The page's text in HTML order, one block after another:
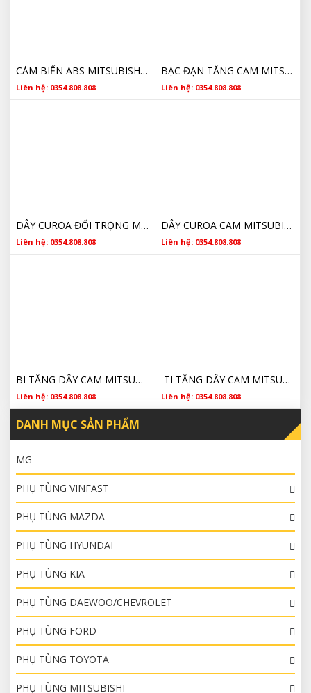
CẢM BIẾN ABS MITSUBISHI TRITON MN102573 2009 2010 2011 2012 2013 2014
Liên hệ: 0354.808.808
BẠC ĐẠN TĂNG CAM MITSUBISHI TRITON 1145A079 CHÍNH HÃNG 2007 2008 2009 2010 2011 2012 2013 2014 2015 2016 2017 2018 2019 2020
Liên hệ: 0354.808.808
DÂY CUROA ĐỐI TRỌNG MITSUBISHI TRITON MZ690610 2007 2008 2009 2010 2011 2012 2013 2014 2015 2016 2017 2018 2019 2020
Liên hệ: 0354.808.808
DÂY CUROA CAM MITSUBISHI TRITON 1145A019 2007 2008 2009 2010 2011 2012 2013 2014 2015 2016 2017 2018 2019 2020
Liên hệ: 0354.808.808
BI TĂNG DÂY CAM MITSUBISHI TRITON 1145A078 2009 2010 2011 2012 2013 2014 2015 2016 2017 2018 CHÍNH HÃNG
Liên hệ: 0354.808.808
TI TĂNG DÂY CAM MITSUBISHI TRITON 1145A031 2009 2010 2011 2012 2013 2014 2015 2016 2017 2018 CHÍNH HÃNG
Liên hệ: 0354.808.808
DANH MỤC SẢN PHẨM
MG
PHỤ TÙNG VINFAST
PHỤ TÙNG MAZDA
PHỤ TÙNG HYUNDAI
PHỤ TÙNG KIA
PHỤ TÙNG DAEWOO/CHEVROLET
PHỤ TÙNG FORD
PHỤ TÙNG TOYOTA
PHỤ TÙNG MITSUBISHI